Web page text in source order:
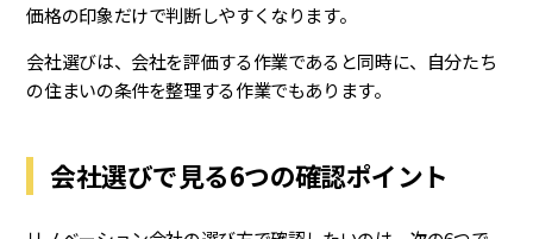
価格の印象だけで判断しやすくなります。
会社選びは、会社を評価する作業であると同時に、自分たち
の住まいの条件を整理する作業でもあります。
会社選びで見る6つの確認ポイント